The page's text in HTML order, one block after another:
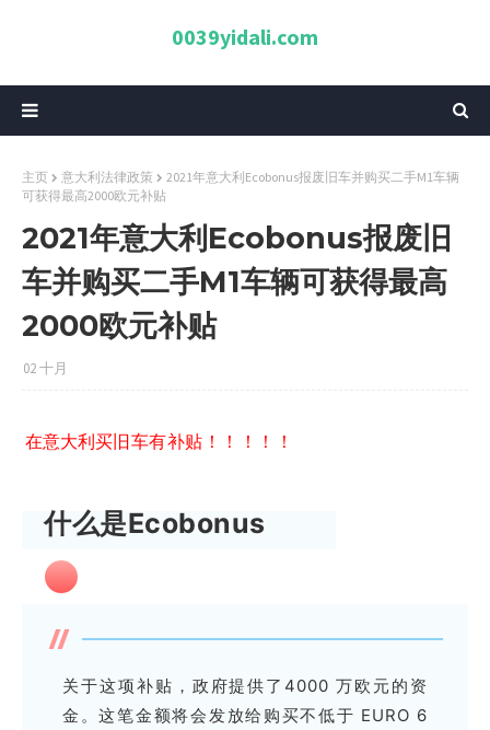
0039yidali.com
主页 意大利法律政策
2021年意大利Ecobonus报废旧车并购买二手M1车辆
可获得最高2000欧元补贴
2021年意大利Ecobonus报废旧
车并购买二手M1车辆可获得最高
2000欧元补贴
02 十月
在意大利买 旧车有补贴！！！！！
什么是Ecobonus
关于这项补贴，政府提供了4000 万欧元的资
金。这笔金额将会发放给购买不低于 EURO 6